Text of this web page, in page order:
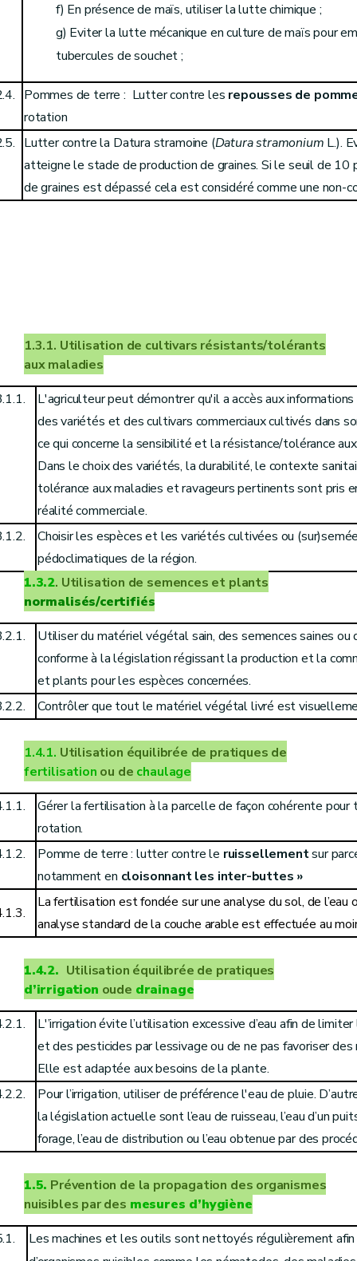
f) En présence de maïs, utiliser la lutte chimique ;
g) Eviter la lutte mécanique en culture de maïs pour
tubercules de souchet ;
Pommes de terre : Lutter contre les repousses de
rotation
Lutter contre la Datura stramoine (Datura stramonium L.).
atteigne le stade de production de graines. Si le seuil de 10
de graines est dépassé cela est considéré comme une non-
1.3.1. Utilisation de cultivars résistants/tolérants
aux maladies
L'agriculteur peut démontrer qu'il a accès aux
des variétés et des cultivars commerciaux cultivés dans
ce qui concerne la sensibilité et la résistance/tolérance
Dans le choix des variétés, la durabilité, le contexte
tolérance aux maladies et ravageurs pertinents sont pris
réalité commerciale.
Choisir les espèces et les variétés cultivées ou
pédoclimatiques de la région.
1.3.2. Utilisation de semences et plants
normalisés/certifiés
Utiliser du matériel végétal sain, des semences saines
conforme à la législation régissant la production et la
et plants pour les espèces concernées.
Contrôler que tout le matériel végétal livré est
1.4.1. Utilisation équilibrée de pratiques de
fertilisation ou de chaulage
Gérer la fertilisation à la parcelle de façon cohérente
rotation.
Pomme de terre : lutter contre le ruissellementsur
notamment en cloisonnant les inter-buttes »
La fertilisation est fondée sur une analyse du sol, de l’eau
analyse standard de la couche arable est effectuée au
1.4.2. Utilisation équilibrée de pratiques
d’irrigation oude drainage
L'’irrigation évite l’utilisation excessive d’eau afin de
et des pesticides par lessivage ou de ne pas favoriser
Elle est adaptée aux besoins de la plante.
Pour l’irrigation, utiliser de préférence l'eau de pluie.
la législation actuelle sont l’eau de ruisseau, l’eau d’un
forage, l’eau de distribution ou l’eau obtenue par des
1.5. Prévention de la propagation des organismes
nuisibles par des mesures d’hygiène
Les machines et les outils sont nettoyés régulièrement afin